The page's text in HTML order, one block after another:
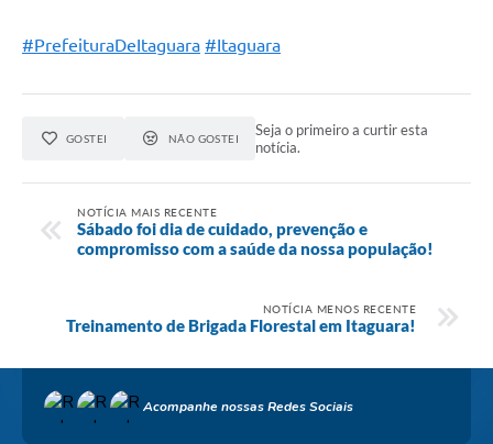
#PrefeituraDeItaguara #Itaguara
GOSTEI NÃO GOSTEI
Seja o primeiro a curtir esta
notícia.
NOTÍCIA MAIS RECENTE
Sábado foi dia de cuidado, prevenção e
compromisso com a saúde da nossa população!
NOTÍCIA MENOS RECENTE
Treinamento de Brigada Florestal em Itaguara!
Acompanhe nossas Redes Sociais